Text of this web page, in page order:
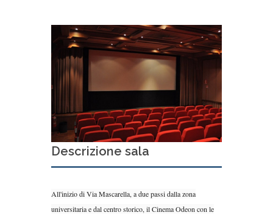
Descrizione sala
All'inizio di Via Mascarella, a due passi dalla zona
universitaria e dal centro storico, il Cinema Odeon con le